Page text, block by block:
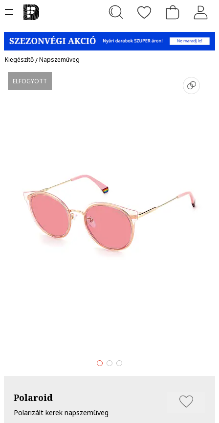
Kiegészítő/Napszemüveg
ELFOGYOTT
Polaroid
Polarizált kerek napszemüveg